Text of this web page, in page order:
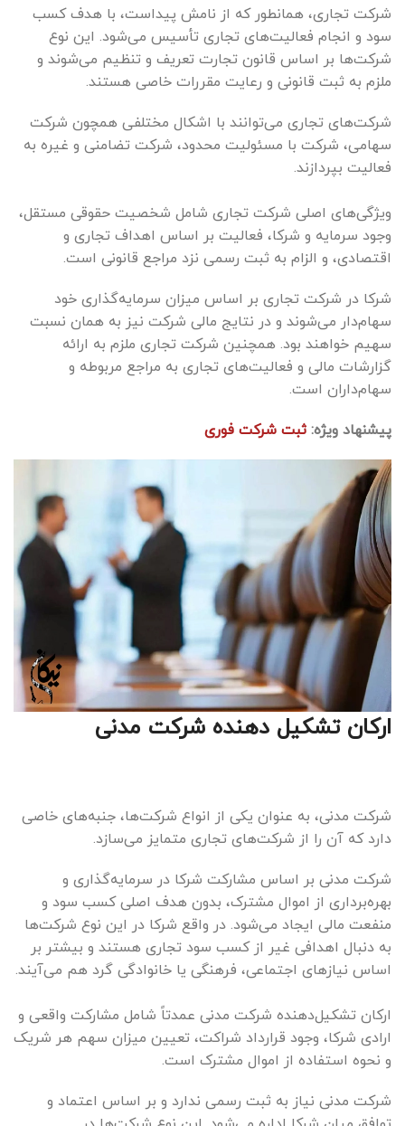
شرکت تجاری، همانطور که از نامش پیداست، با هدف کسب
سود و انجام فعالیت‌های تجاری تأسیس می‌شود. این نوع
شرکت‌ها بر اساس قانون تجارت تعریف و تنظیم می‌شوند و
ملزم به ثبت قانونی و رعایت مقررات خاصی هستند.
شرکت‌های تجاری می‌توانند با اشکال مختلفی همچون شرکت
سهامی، شرکت با مسئولیت محدود، شرکت تضامنی و غیره به
فعالیت بپردازند.
ویژگی‌های اصلی شرکت تجاری شامل شخصیت حقوقی مستقل،
وجود سرمایه و شرکا، فعالیت بر اساس اهداف تجاری و
اقتصادی، و الزام به ثبت رسمی نزد مراجع قانونی است.
شرکا در شرکت تجاری بر اساس میزان سرمایه‌گذاری خود
سهام‌دار می‌شوند و در نتایج مالی شرکت نیز به همان نسبت
سهیم خواهند بود. همچنین شرکت تجاری ملزم به ارائه
گزارشات مالی و فعالیت‌های تجاری به مراجع مربوطه و
سهام‌داران است.
پیشنهاد ویژه:ثبت شرکت فوری
ارکان تشکیل دهنده شرکت مدنی
شرکت مدنی، به عنوان یکی از انواع شرکت‌ها، جنبه‌های خاصی
دارد که آن را از شرکت‌های تجاری متمایز می‌سازد.
شرکت مدنی بر اساس مشارکت شرکا در سرمایه‌گذاری و
بهره‌برداری از اموال مشترک، بدون هدف اصلی کسب سود و
منفعت مالی ایجاد می‌شود. در واقع شرکا در این نوع شرکت‌ها
به دنبال اهدافی غیر از کسب سود تجاری هستند و بیشتر بر
اساس نیازهای اجتماعی، فرهنگی یا خانوادگی گرد هم می‌آیند.
ارکان تشکیل‌دهنده شرکت مدنی عمدتاً شامل مشارکت واقعی و
ارادی شرکا، وجود قرارداد شراکت، تعیین میزان سهم هر شریک
و نحوه استفاده از اموال مشترک است.
شرکت مدنی نیاز به ثبت رسمی ندارد و بر اساس اعتماد و